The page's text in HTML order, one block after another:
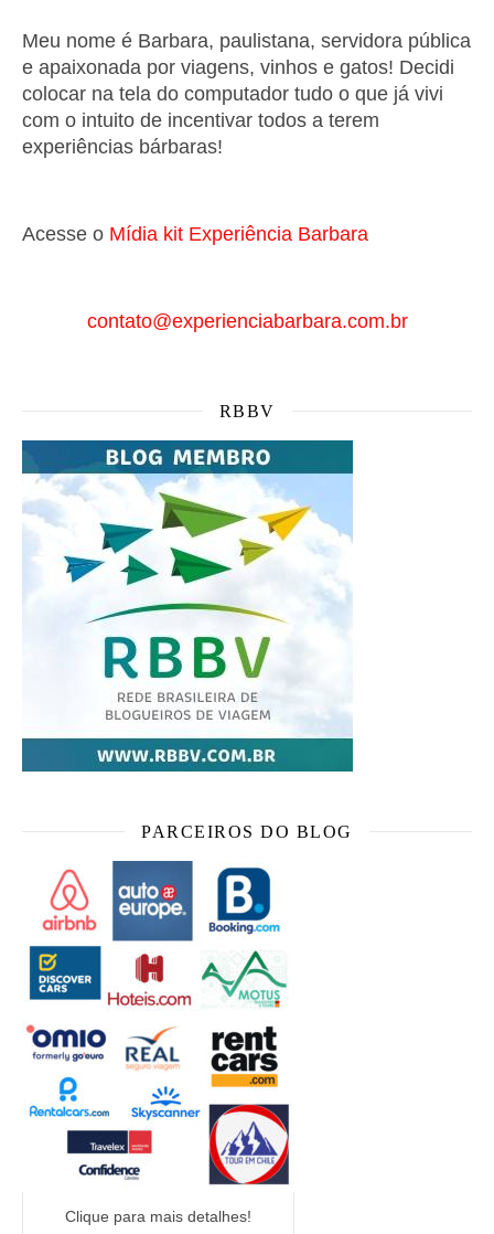
Meu nome é Barbara, paulistana, servidora pública
e apaixonada por viagens, vinhos e gatos! Decidi
colocar na tela do computador tudo o que já vivi
com o intuito de incentivar todos a terem
experiências bárbaras!
Acesse o Mídia kit Experiência Barbara
contato@experienciabarbara.com.br
RBBV
PARCEIROS DO BLOG
Clique para mais detalhes!